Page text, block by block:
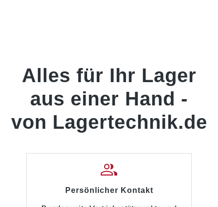
Alles für Ihr Lager
aus einer Hand -
von Lagertechnik.de
Persönlicher Kontakt